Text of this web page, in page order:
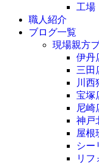
工場
職人紹介
ブログ一覧
現場親方
伊丹
三田
川西
宝塚
尼崎
神戸
屋根
シー
リフ